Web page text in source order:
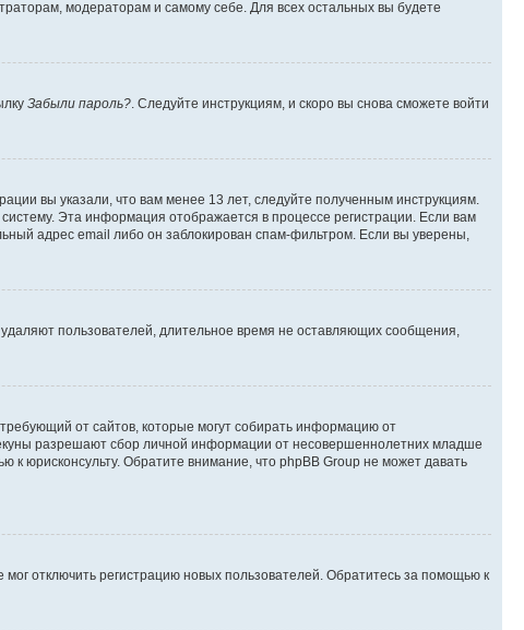
модераторам и самому себе. Для всех остальных вы будете
Забыли пароль?. Следуйте инструкциям, и скоро вы снова сможете войти
вы указали, что вам менее 13 лет, следуйте полученным инструкциям.
Эта информация отображается в процессе регистрации. Если вам
адрес email либо он заблокирован спам-фильтром. Если вы уверены,
пользователей, длительное время не оставляющих сообщения,
от сайтов, которые могут собирать информацию от
разрешают сбор личной информации от несовершеннолетних младше
юрисконсульту. Обратите внимание, что phpBB Group не может давать
отключить регистрацию новых пользователей. Обратитесь за помощью к